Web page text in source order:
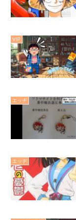
VIP
エッヂ
エッヂ